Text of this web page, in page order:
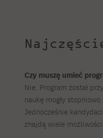
Czy muszę umieć
Nie. Program został
naukę mogły
Jednocześnie
znajdą wiele